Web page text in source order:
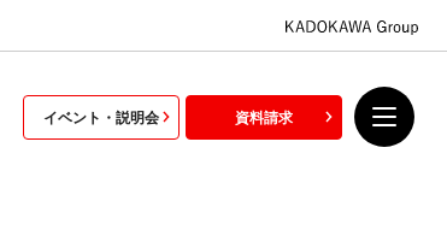
イベント・説明会 資料請求